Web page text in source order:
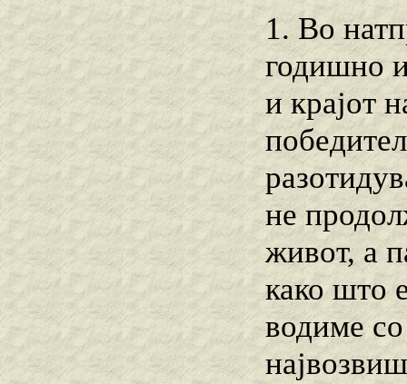
1. Во
годишно
и крајот
не
живот, а
како што
водиме